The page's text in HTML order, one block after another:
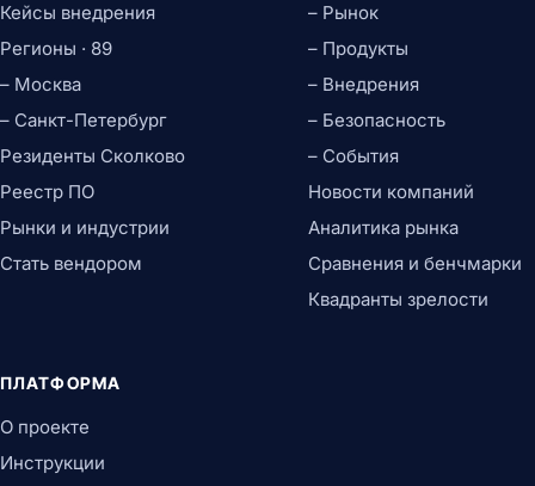
Кейсы внедрения
Регионы · 89
– Москва
– Санкт-Петербург
Резиденты Сколково
Реестр ПО
Рынки и индустрии
Стать вендором
– Рынок
– Продукты
– Внедрения
– Безопасность
– События
Новости компаний
Аналитика рынка
Сравнения и бенчмарки
Квадранты зрелости
ПЛАТФОРМА
О проекте
Инструкции